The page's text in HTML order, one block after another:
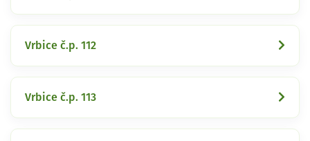
Vrbice č.p. 112
Vrbice č.p. 113